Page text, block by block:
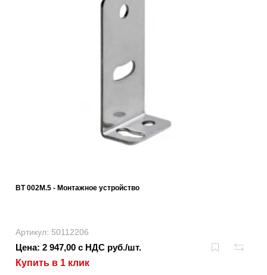
BT 002M.5 - Монтажное устройство
Артикул: 50112206
Цена: 2 947,00 с НДС руб./шт.
Купить в 1 клик